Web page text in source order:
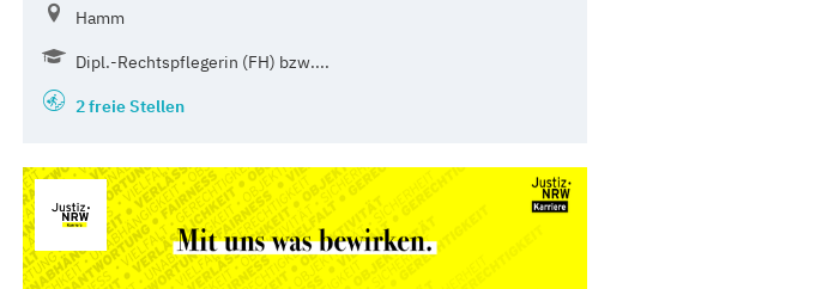
Hamm
Dipl.-Rechtspflegerin (FH) bzw....
2 freie Stellen